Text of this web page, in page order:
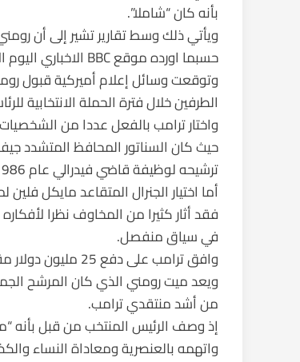
بأنه كان “شاملا”.
ويأتي ذلك وسط تقارير تشير إلى أن
حسبما اورده موقع BBC الاخباري اليوم الأحد.
وتوقعت وسائل إعلام أميركية قبول
الطرفين خلال فترة الحملة الانتخابية
واختار ترامب بالفعل عددا من
حيث كان السناتور المحافظ المتشدد
ترشيحه لوظيفة قاضي فيدرالي عام 1986 بسبب إدلائه بتصريحات عنصرية.
أما اختيار الجنرال المتقاعد مايكل
فقد أثار كثيرا من المخاوف نظرا
في سياق منفصل.
وافق ترامب على دفع 25 مليون دولار مقابل تسوية ثلاثة دعاوى قضائية ضد جامعة ترامب.
ويعد ميت رومني الذي كان المرشح
من أشد منتقدي ترامب.
إذ وصف الرئيس المنتخب من قبل بأنه
واتهمه بالعنصرية ومعاداة النساء